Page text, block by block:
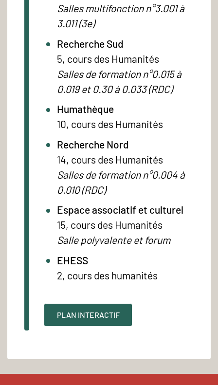
Salles multifonction n°3.001 à
3.011 (3e)
Recherche Sud
5, cours des Humanités
Salles de formation n°0.015 à
0.019 et 0.30 à 0.033 (RDC)
Humathèque
10, cours des Humanités
Recherche Nord
14, cours des Humanités
Salles de formation n°0.004 à
0.010 (RDC)
Espace associatif et culturel
15, cours des Humanités
Salle polyvalente et forum
EHESS
2, cours des humanités
PLAN INTERACTIF